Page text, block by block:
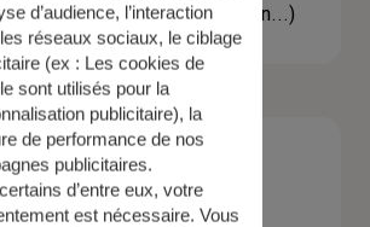
actualité, une réglementation...)
Contacter un agent
d’audience, l’interaction
réseaux sociaux, le ciblage
(ex : Les cookies de
sont utilisés pour la
publicitaire), la
de performance de nos
publicitaires.
d’entre eux, votre
est nécessaire. Vous